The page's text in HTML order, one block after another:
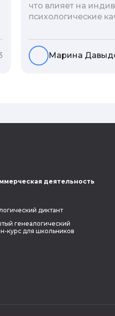
что влияет на
психологические
человека. В
существует понятие
семи поколений
Марина
деятельность
диктант
генеалогический
курс для школьников